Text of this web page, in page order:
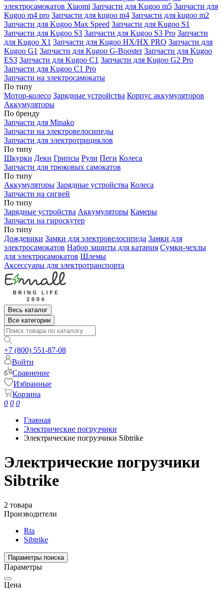
электросамокатов Xiaomi Запчасти для Kugoo m5 Запчасти для
Кugoo m4 pro Запчасти для kugoo m4 Запчасти для kugoo m2
Запчасти для Kugoo Max Speed Запчасти для Kugoo S1
Запчасти для Kugoo S3 Запчасти для Kugoo S3 Pro Запчасти
для Kugoo X1 Запчасти для Kugoo HX/HX PRO Запчасти для
Kugoo G1 Запчасти для Kugoo G-Booster Запчасти для Kugoo
ES3 Запчасти для Kugoo C1 Запчасти для Kugoo G2 Pro
Запчасти для Kugoo C1 Pro
Запчасти на электросамокаты
По типу
Мотор-колесо Зарядные устройства Корпус аккумуляторов
Аккумуляторы
По бренду
Запчасти для Minako
Запчасти на электровелосипеды
Запчасти для электротрициклов
По типу
Шкурки Деки Грипсы Рули Пеги Колеса
Запчасти для трюковых самокатов
По типу
Аккумуляторы Зарядные устройства Колеса
Запчасти на сигвей
По типу
Зарядные устройства Аккумуляторы Камеры
Запчасти на гироскутер
По типу
Дождевики Замки для электровелосипеда Замки для
электросамокатов Набор защиты для катания Сумки-чехлы
для электросамокатов Шлемы
Аксессуары для электротранспорта
Весь каталог
Все категории
+7 (800) 551-87-08
Войти
Сравнение
Избранные
Корзина
0 0 0
Главная
Электрические погрузчики
Электрические погрузчики Sibtrike
Электрические погрузчики
Sibtrike
2 товара
Производители
Rta
Sibtrike
Параметры поиска
Параметры
Цена